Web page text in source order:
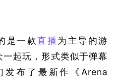
是一款直播为主导的游
起玩，形式类似于弹幕
布了最新作《Arena